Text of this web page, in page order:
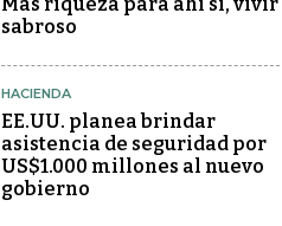
sabroso
HACIENDA
EE.UU. planea brindar
asistencia de seguridad por
US$1.000 millones al nuevo
gobierno